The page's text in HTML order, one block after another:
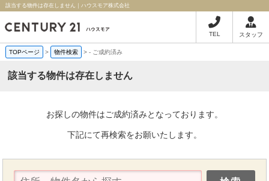
該当する物件は存在しません｜ハウスモア株式会社
TEL スタッフ
TOPページ > 物件検索 >- ご成約済み
該当する物件は存在しません
お探しの物件はご成約済みとなっております。
下記にて再検索をお願いたします。